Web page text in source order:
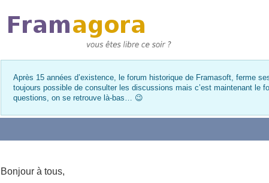
Après 15 années d’existence, le forum historique de Framasoft, ferme
toujours possible de consulter les discussions mais c’est maintenant le
questions, on se retrouve là-bas… 😉
Bonjour à tous,